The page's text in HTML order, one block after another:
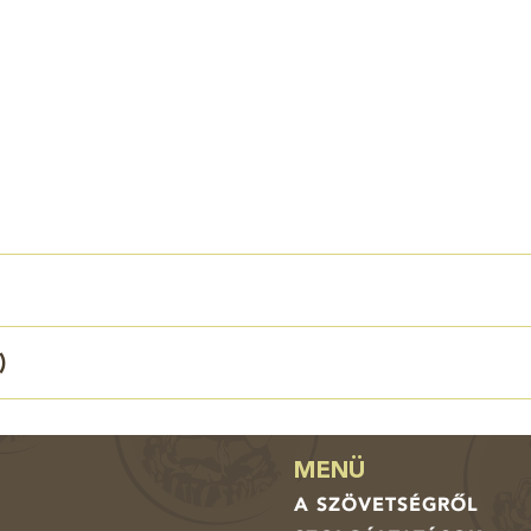
)
MENÜ
A SZÖVETSÉGRŐL